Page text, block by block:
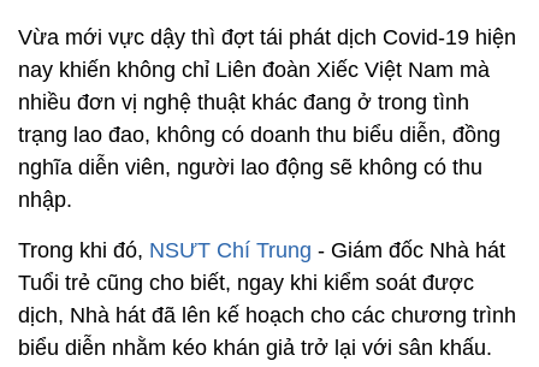
Vừa mới vực dậy thì đợt tái phát dịch Covid-19 hiện
nay khiến không chỉ Liên đoàn Xiếc Việt Nam mà
nhiều đơn vị nghệ thuật khác đang ở trong tình
trạng lao đao, không có doanh thu biểu diễn, đồng
nghĩa diễn viên, người lao động sẽ không có thu
nhập.
Trong khi đó, NSƯT Chí Trung - Giám đốc Nhà hát
Tuổi trẻ cũng cho biết, ngay khi kiểm soát được
dịch, Nhà hát đã lên kế hoạch cho các chương trình
biểu diễn nhằm kéo khán giả trở lại với sân khấu.